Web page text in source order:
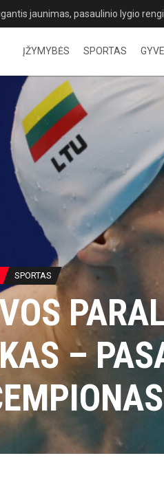
sugrįžimai, rekordai ir ryškūs
ĮŽYMYBĖS SPORTAS
SPORTAS
–